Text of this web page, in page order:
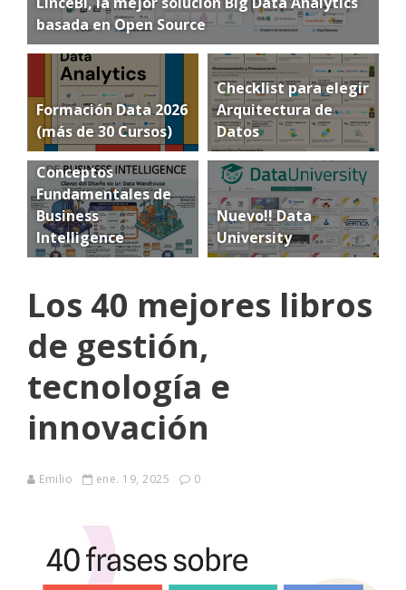
basada en Open Source
Formación Data 2026
(más de 30 Cursos)
Checklist para elegir
Arquitectura de
Datos
Conceptos
Fundamentales de
Business
Intelligence
Nuevo!! Data
University
Los 40 mejores libros
de gestión,
tecnología e
innovación
Emilio ene. 19, 2025 0